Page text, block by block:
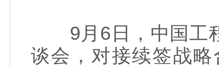
9月6日，中国工程
谈会，对接续签战